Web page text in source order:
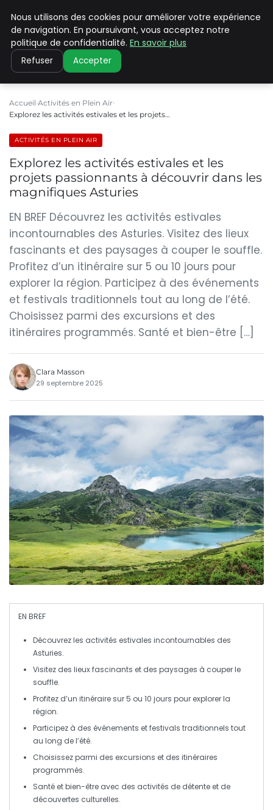
PILAT PATRIMOINES
Accueil Activités en Plein Air
Explorez les activités estivales et les projets…
ACTIVITÉS EN PLEIN AIR
Explorez les activités estivales et les
projets passionnants à découvrir dans les
magnifiques Asturies
EN BREF Découvrez les activités estivales
incontournables des Asturies. Visitez des lieux
fascinants et des paysages à couper le souffle.
Profitez d’un itinéraire sur 5 ou 10 jours pour
explorer la région. Participez à des événements
et festivals traditionnels tout au long de l’été.
Choisissez parmi des excursions et des
itinéraires programmés. Santé et bien-être […]
Clara Masson
29 septembre 2025
EN BREF
Découvrez les activités estivales incontournables des
Asturies.
Visitez des lieux fascinants et des paysages à couper le
souffle.
Profitez d’un itinéraire sur5 ou 10 jours pour explorer la
région.
Participez à des événements et festivals traditionnels tout
au long de l’été.
Choisissez parmi des excursions et des itinéraires
programmés.
Santé et bien-être avec des activités de détente et de
découvertes culturelles.
Nous utilisons des cookies pour améliorer votre expérience
de navigation. En poursuivant, vous acceptez notre
politique de confidentialité. En savoir plus
Refuser Accepter